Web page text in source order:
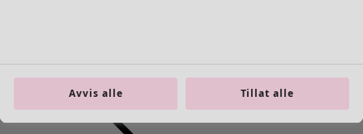
InteriørÅpne meny Interiør
Avvis alle Tillat alle